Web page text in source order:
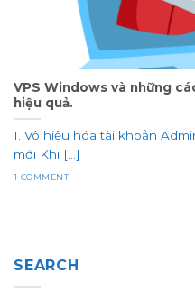
VPS Windows và những
hiệu quả.
1. Vô hiệu hóa tài khoản
mới Khi [...]
1 COMMENT
SEARCH